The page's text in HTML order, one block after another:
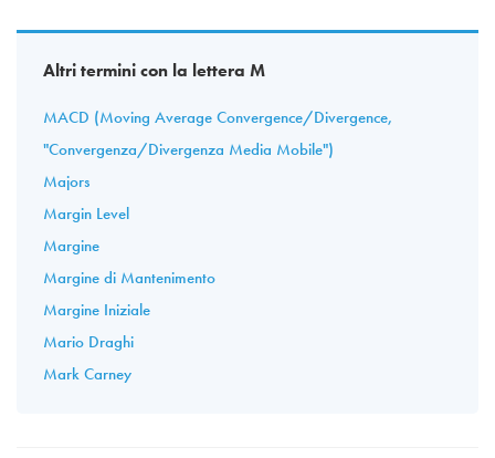
Altri termini con la lettera M
MACD (Moving Average Convergence/Divergence,
"Convergenza/Divergenza Media Mobile")
Majors
Margin Level
Margine
Margine di Mantenimento
Margine Iniziale
Mario Draghi
Mark Carney